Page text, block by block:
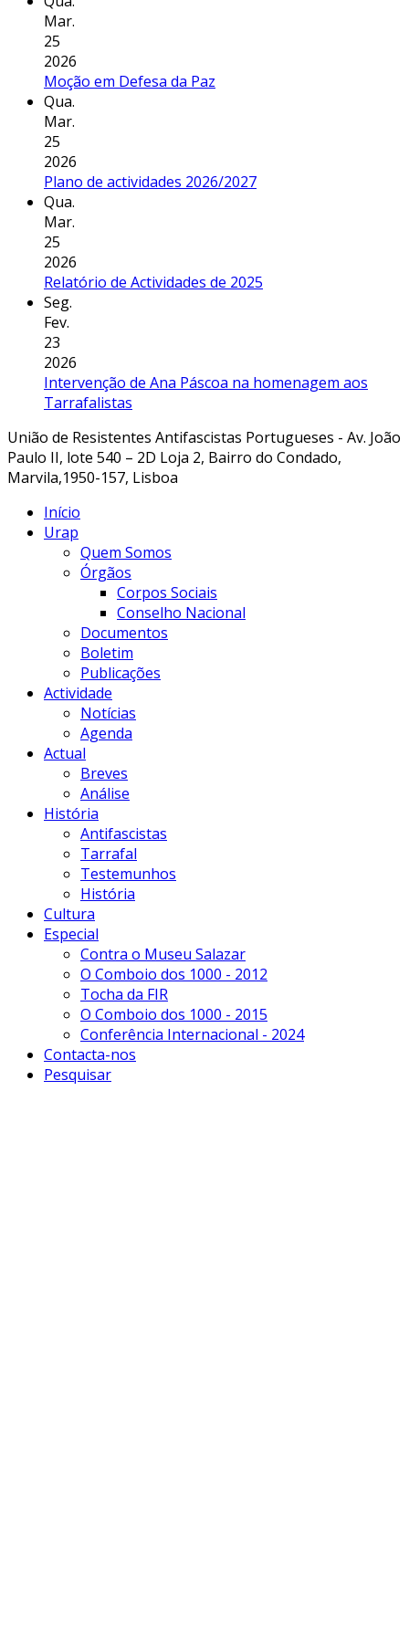
Mar.
25
2026
Moção em Defesa da Paz
Qua.
Mar.
25
2026
Plano de actividades 2026/2027
Qua.
Mar.
25
2026
Relatório de Actividades de 2025
Seg.
Fev.
23
2026
Intervenção de Ana Páscoa na homenagem aos
Tarrafalistas
União de Resistentes Antifascistas Portugueses - Av. João
Paulo II, lote 540 – 2D Loja 2, Bairro do Condado,
Marvila,1950-157, Lisboa
Início
Urap
Quem Somos
Órgãos
Corpos Sociais
Conselho Nacional
Documentos
Boletim
Publicações
Actividade
Notícias
Agenda
Actual
Breves
Análise
História
Antifascistas
Tarrafal
Testemunhos
História
Cultura
Especial
Contra o Museu Salazar
O Comboio dos 1000 - 2012
Tocha da FIR
O Comboio dos 1000 - 2015
Conferência Internacional - 2024
Contacta-nos
Pesquisar